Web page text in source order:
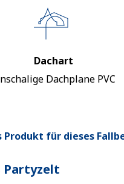
Dachart
Dachplane PVC
Produkt für dieses
Partyzelt